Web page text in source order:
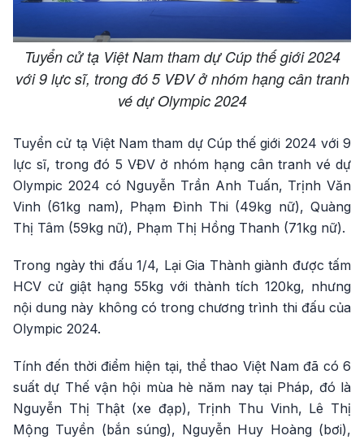
Tuyển cử tạ Việt Nam tham dự Cúp thế giới 2024
với 9 lực sĩ, trong đó 5 VĐV ở nhóm hạng cân tranh
vé dự Olympic 2024
Tuyển cử tạ Việt Nam tham dự Cúp thế giới 2024 với 9
lực sĩ, trong đó 5 VĐV ở nhóm hạng cân tranh vé dự
Olympic 2024 có Nguyễn Trần Anh Tuấn, Trịnh Văn
Vinh (61kg nam), Phạm Đình Thi (49kg nữ), Quàng
Thị Tâm (59kg nữ), Phạm Thị Hồng Thanh (71kg nữ).
Trong ngày thi đấu 1/4, Lại Gia Thành giành được tấm
HCV cử giật hạng 55kg với thành tích 120kg, nhưng
nội dung này không có trong chương trình thi đấu của
Olympic 2024.
Tính đến thời điểm hiện tại, thể thao Việt Nam đã có 6
suất dự Thế vận hội mùa hè năm nay tại Pháp, đó là
Nguyễn Thị Thật (xe đạp), Trịnh Thu Vinh, Lê Thị
Mộng Tuyền (bắn súng), Nguyễn Huy Hoàng (bơi),